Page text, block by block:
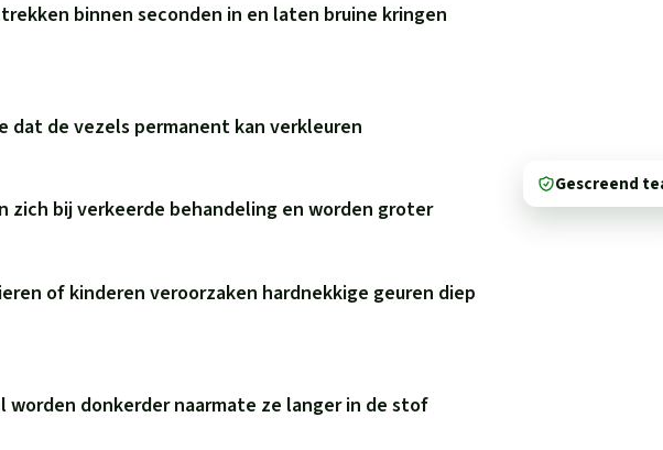
binnen seconden in en laten bruine kringen
dat de vezels permanent kan verkleuren
zich bij verkeerde behandeling en worden groter
of kinderen veroorzaken hardnekkige geuren diep
worden donkerder naarmate ze langer in de stof
Gescreend